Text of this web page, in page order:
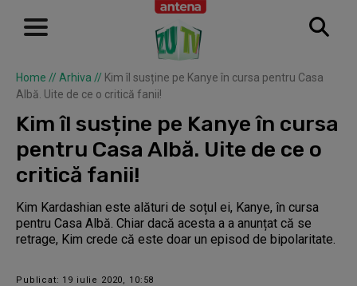
Home // Arhiva // Kim îl susține pe Kanye în cursa pentru Casa
Albă. Uite de ce o critică fanii!
Kim îl susține pe Kanye în cursa
pentru Casa Albă. Uite de ce o
critică fanii!
Kim Kardashian este alături de soțul ei, Kanye, în cursa
pentru Casa Albă. Chiar dacă acesta a a anunțat că se
retrage, Kim crede că este doar un episod de bipolaritate.
Publicat: 19 iulie 2020, 10:58